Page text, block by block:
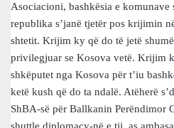
Asociacioni, bashkësia e komunave
republika s’janë tjetër pos krijimin
shtetit. Krijim ky që do të jetë
privilegjuar se Kosova vetë. Krijim
shkëputet nga Kosova për t’iu
ketë kush që do ta ndalë. Atëherë
ShBA-së për Ballkanin Perëndimor